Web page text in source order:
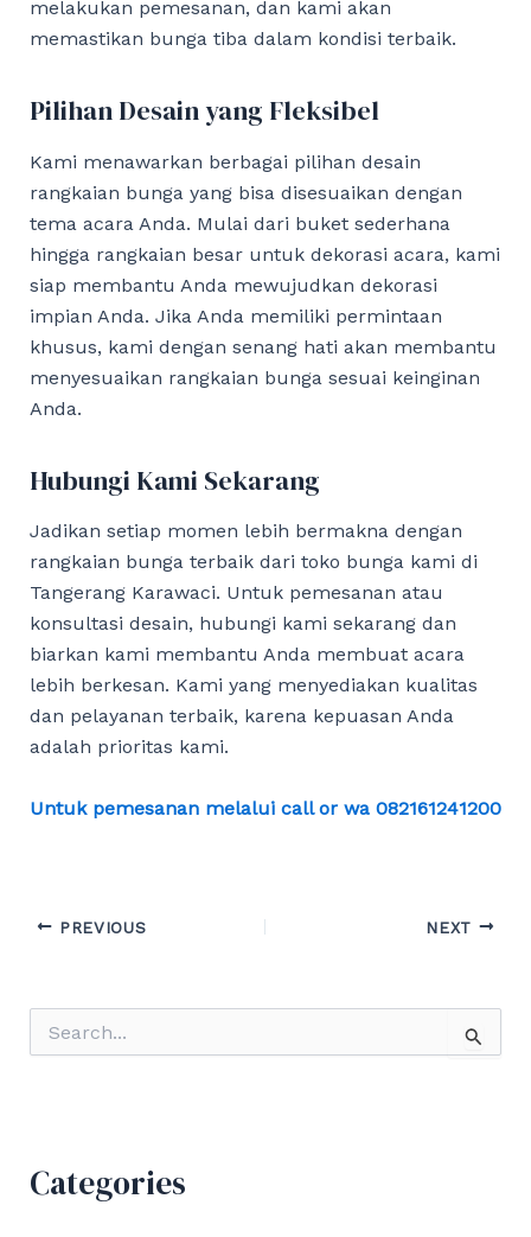
melakukan pemesanan, dan kami akan
memastikan bunga tiba dalam kondisi terbaik.
Pilihan Desain yang Fleksibel
Kami menawarkan berbagai pilihan desain
rangkaian bunga yang bisa disesuaikan dengan
tema acara Anda. Mulai dari buket sederhana
hingga rangkaian besar untuk dekorasi acara, kami
siap membantu Anda mewujudkan dekorasi
impian Anda. Jika Anda memiliki permintaan
khusus, kami dengan senang hati akan membantu
menyesuaikan rangkaian bunga sesuai keinginan
Anda.
Hubungi Kami Sekarang
Jadikan setiap momen lebih bermakna dengan
rangkaian bunga terbaik dari toko bunga kami di
Tangerang Karawaci. Untuk pemesanan atau
konsultasi desain, hubungi kami sekarang dan
biarkan kami membantu Anda membuat acara
lebih berkesan. Kami yang menyediakan kualitas
dan pelayanan terbaik, karena kepuasan Anda
adalah prioritas kami.
Untuk pemesanan melalui call or wa 082161241200
Post
PREVIOUS NEXT
o
Categories